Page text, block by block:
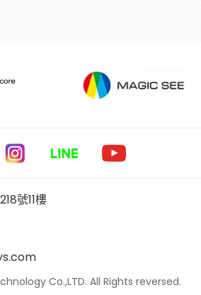
號11樓
Co.,LTD. All Rights reversed.